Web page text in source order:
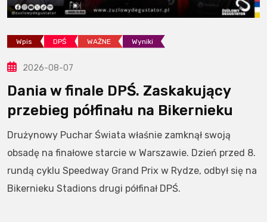
Wpis DPŚ WAŻNE Wyniki
2026-08-07
Dania w finale DPŚ. Zaskakujący
przebieg półfinału na Bikernieku
Drużynowy Puchar Świata właśnie zamknął swoją
obsadę na finałowe starcie w Warszawie. Dzień przed 8.
rundą cyklu Speedway Grand Prix w Rydze, odbył się na
Bikernieku Stadions drugi półfinał DPŚ.